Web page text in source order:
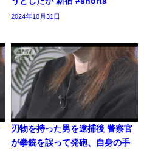
2024年10月31日
刃物を持った男を逮捕後 警察官
が拳銃を誤って発砲、自身の手